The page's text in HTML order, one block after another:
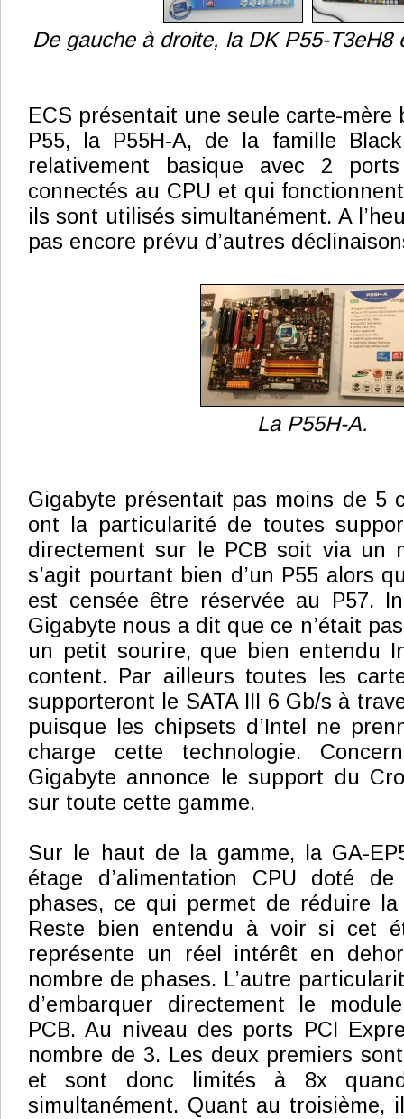
De gauche à droite, la DK P55-T3eH8
ECS présentait une seule carte-mère
P55, la P55H-A, de la famille
relativement basique avec 2
connectés au CPU et qui
ils sont utilisés simultanément. A
pas encore prévu d’autres
La P55H-A.
Gigabyte présentait pas moins de 5
ont la particularité de toutes
directement sur le PCB soit via un
s’agit pourtant bien d’un P55 alors
est censée être réservée au P57.
Gigabyte nous a dit que ce n’était
un petit sourire, que bien entendu
content. Par ailleurs toutes les
supporteront le SATA III 6 Gb/s à
puisque les chipsets d’Intel ne
charge cette technologie.
Gigabyte annonce le support du
sur toute cette gamme.
Sur le haut de la gamme, la GA-
étage d’alimentation CPU doté
phases, ce qui permet de réduire
Reste bien entendu à voir si cet
représente un réel intérêt en
nombre de phases. L’autre
d’embarquer directement le
PCB. Au niveau des ports PCI
nombre de 3. Les deux premiers
et sont donc limités à 8x
simultanément. Quant au troisième,